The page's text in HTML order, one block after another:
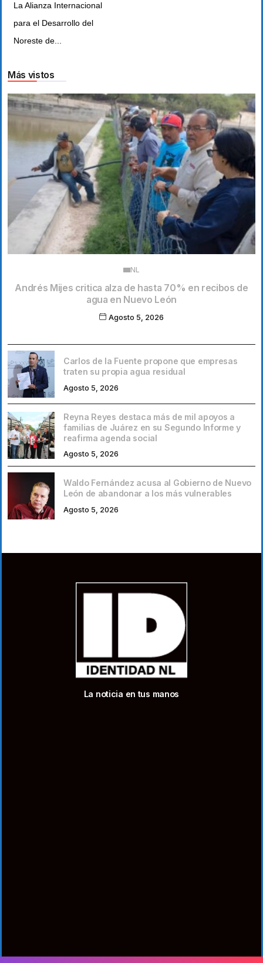
La Alianza Internacional
para el Desarrollo del
Noreste de...
Más vistos
NL
Andrés Mijes critica alza de hasta 70% en recibos de
agua en Nuevo León
Agosto 5, 2026
Carlos de la Fuente propone que empresas
traten su propia agua residual
Agosto 5, 2026
Reyna Reyes destaca más de mil apoyos a
familias de Juárez en su Segundo Informe y
reafirma agenda social
Agosto 5, 2026
Waldo Fernández acusa al Gobierno de Nuevo
León de abandonar a los más vulnerables
Agosto 5, 2026
La noticia en tus manos